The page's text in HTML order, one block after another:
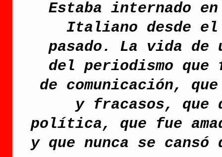
Estaba internado
Italiano desde
pasado. La vida de
del periodismo que
de comunicación,
y fracasos,
política, que fue
y que nunca se cansó